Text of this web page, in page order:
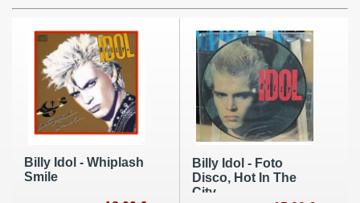
Billy Idol - Whiplash
Smile
Billy Idol - Foto
Disco, Hot In The
City